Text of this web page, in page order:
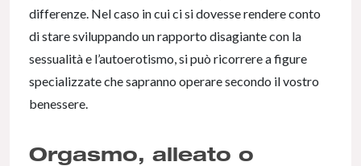
differenze. Nel caso in cui ci si dovesse rendere conto
di stare sviluppando un rapporto disagiante con la
sessualità e l’autoerotismo, si può ricorrere a figure
specializzate che sapranno operare secondo il vostro
benessere.
Orgasmo, alleato o